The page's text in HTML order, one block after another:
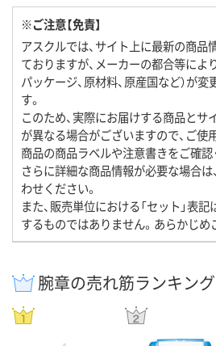
※ご注意【免責】
アスクルでは、サイト上に最新の商品
ておりますが、メーカーの都合等により
パッケージ、原材料、原産国など）が
す。
このため、実際にお届けする商品と
が異なる場合がございますので、ご使
商品の商品ラベルや注意書きをご確認
さらに詳細な商品情報が必要な場合
わせください。
また、販売単位における「セット」表
するものではありません。あらかじめ
腕章の売れ筋ランキング